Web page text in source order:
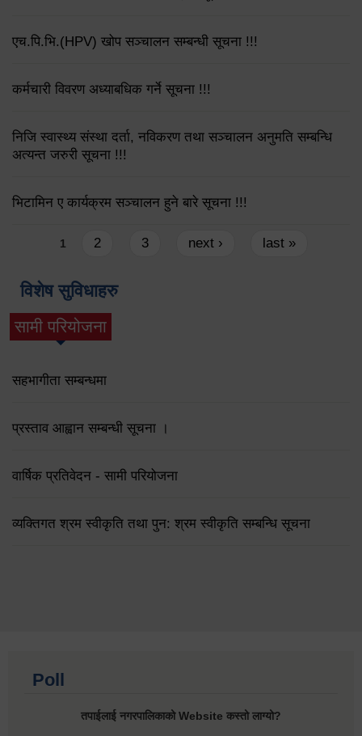
एच.पि.भि.(HPV) खोप सञ्चालन सम्बन्धी सूचना !!!
कर्मचारी विवरण अध्याबधिक गर्ने सूचना !!!
निजि स्वास्थ्य संस्था दर्ता, नविकरण तथा सञ्चालन अनुमति सम्बन्धि
अत्यन्त जरुरी सूचना !!!
भिटामिन ए कार्यक्रम सञ्चालन हुने बारे सूचना !!!
Pages
1 2 3 next › last »
विशेष सुविधाहरु
सामी परियोजना
(active tab)
सहभागीता सम्बन्धमा
प्रस्ताव आह्वान सम्बन्धी सूचना ।
वार्षिक प्रतिवेदन - सामी परियोजना
व्यक्तिगत श्रम स्वीकृति तथा पुन: श्रम स्वीकृति सम्बन्धि सूचना
Poll
तपाईलाई नगरपालिकाको Website कस्तो लाग्यो?